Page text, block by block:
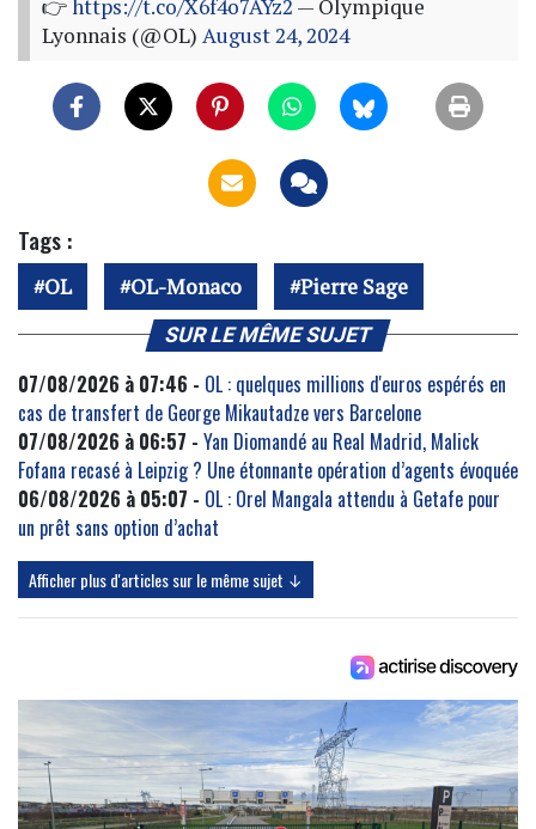
👉https://t.co/X6f4o7AYz2 — Olympique
Lyonnais (@OL) August 24, 2024
Tags :
OL OL-Monaco Pierre Sage
SUR LE MÊME SUJET
07/08/2026 à 07:46 - OL : quelques millions d'euros espérés en
cas de transfert de George Mikautadze vers Barcelone
07/08/2026 à 06:57 - Yan Diomandé au Real Madrid, Malick
Fofana recasé à Leipzig ? Une étonnante opération d’agents évoquée
06/08/2026 à 05:07 - OL : Orel Mangala attendu à Getafe pour
un prêt sans option d’achat
Afficher plus d'articles sur le même sujet ↓